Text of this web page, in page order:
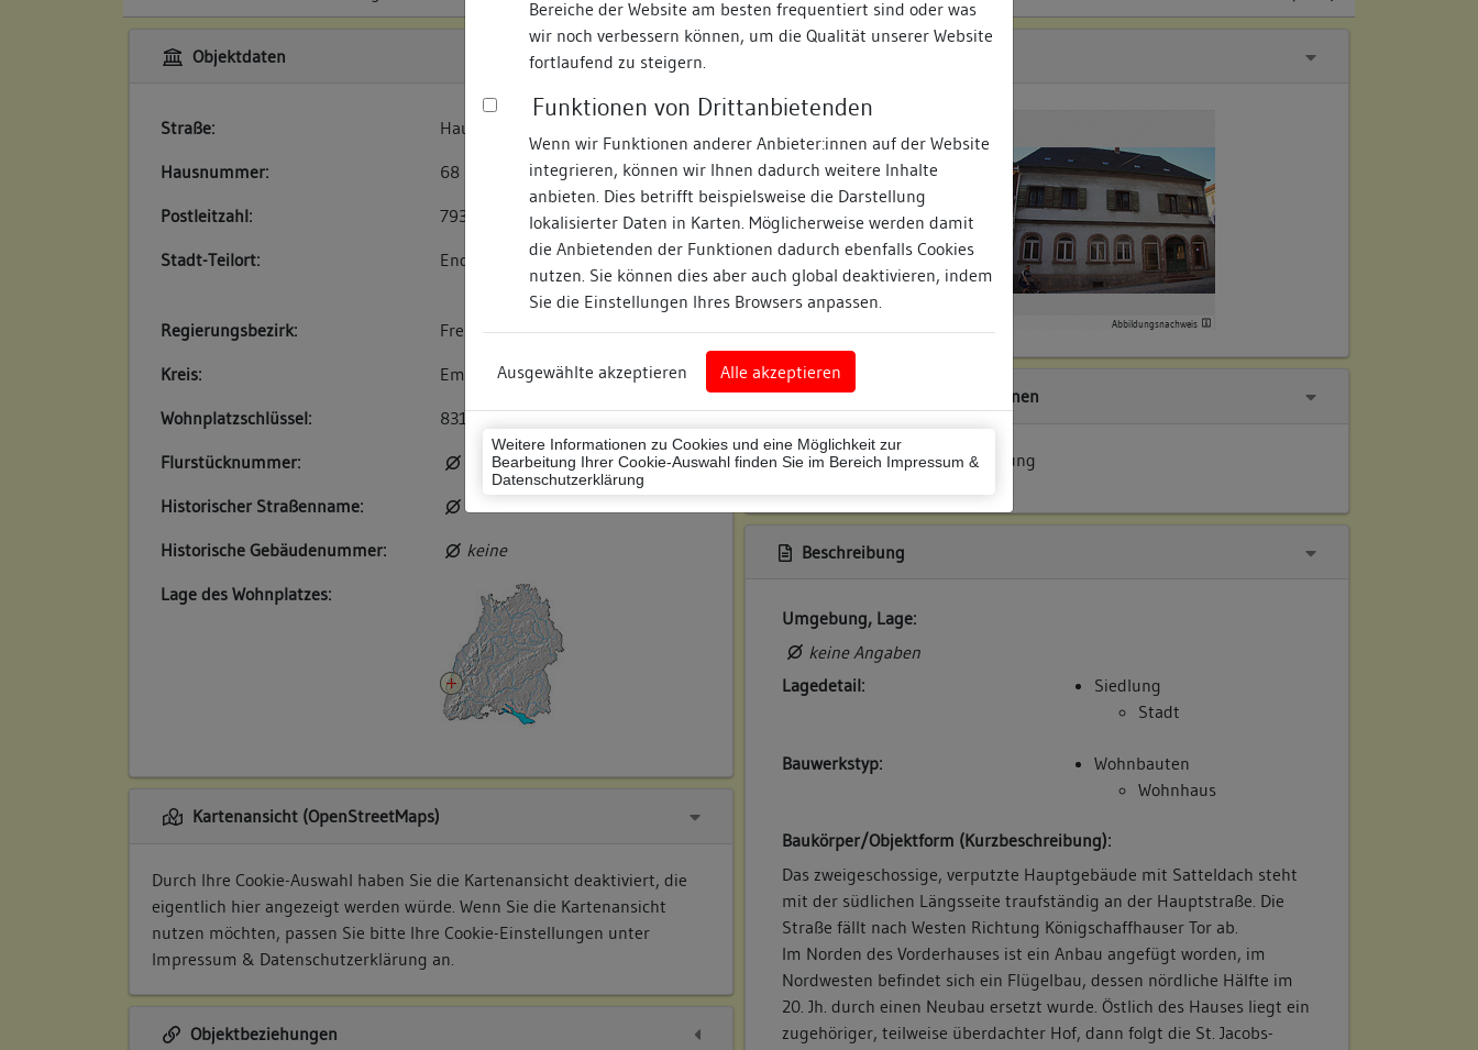
Bereiche der Website am besten frequentiert sind oder was
wir noch verbessern können, um die Qualität unserer Website
fortlaufend zu steigern.
Funktionen von Drittanbietenden
Wenn wir Funktionen anderer Anbieter:innen auf der Website
integrieren, können wir Ihnen dadurch weitere Inhalte
anbieten. Dies betrifft beispielsweise die Darstellung
lokalisierter Daten in Karten. Möglicherweise werden damit
die Anbietenden der Funktionen dadurch ebenfalls Cookies
nutzen. Sie können dies aber auch global deaktivieren, indem
Sie die Einstellungen Ihres Browsers anpassen.
Ausgewählte akzeptieren Alle akzeptieren
Weitere Informationen zu Cookies und eine Möglichkeit zur
Bearbeitung Ihrer Cookie-Auswahl finden Sie im Bereich Impressum &
Datenschutzerklärung
Objektdaten
Straße:
Hauptstraße
Hausnummer:
68
Postleitzahl:
79346
Stadt-Teilort:
Endingen
Regierungsbezirk:
Freiburg
Kreis:
Emmendingen (Landkreis)
Wohnplatzschlüssel:
8316012003
Flurstücknummer:
keine
Historischer Straßenname:
keiner
Historische Gebäudenummer:
keine
Lage des Wohnplatzes:
Kartenansicht (OpenStreetMaps)
Durch Ihre Cookie-Auswahl haben Sie die Kartenansicht deaktiviert, die
eigentlich hier angezeigt werden würde. Wenn Sie die Kartenansicht
nutzen möchten, passen Sie bitte Ihre Cookie-Einstellungen unter
Impressum & Datenschutzerklärung an.
Objektbeziehungen
Abbildungsnachweis
Zugeordnete Dokumentationen
Bauhistorische Untersuchung
Beschreibung
Umgebung, Lage:
keine Angaben
Lagedetail:
Siedlung
Stadt
Bauwerkstyp:
Wohnbauten
Wohnhaus
Baukörper/Objektform (Kurzbeschreibung):
Das zweigeschossige, verputzte Hauptgebäude mit Satteldach steht
mit der südlichen Längsseite traufständig an der Hauptstraße. Die
Straße fällt nach Westen Richtung Königschaffhauser Tor ab.
Im Norden des Vorderhauses ist ein Anbau angefügt worden, im
Nordwesten befindet sich ein Flügelbau, dessen nördliche Hälfte im
20. Jh. durch einen Neubau ersetzt wurde. Östlich des Hauses liegt ein
zugehöriger, teilweise überdachter Hof, dann folgt die St. Jacobs-